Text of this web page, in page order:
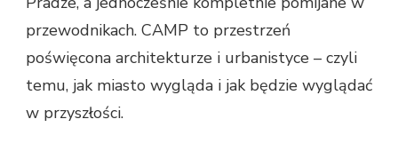
przewodnikach. CAMP to przestrzeń
poświęcona architekturze i urbanistyce – czyli
temu, jak miasto wygląda i jak będzie wyglądać
w przyszłości.